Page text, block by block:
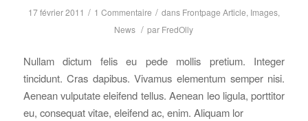
17 février 2011 / 1 Commentaire / dans Frontpage Article, Images,
News / par FredOlly
Nullam dictum felis eu pede mollis pretium. Integer
tincidunt. Cras dapibus. Vivamus elementum semper nisi.
Aenean vulputate eleifend tellus. Aenean leo ligula, porttitor
eu, consequat vitae, eleifend ac, enim. Aliquam lor